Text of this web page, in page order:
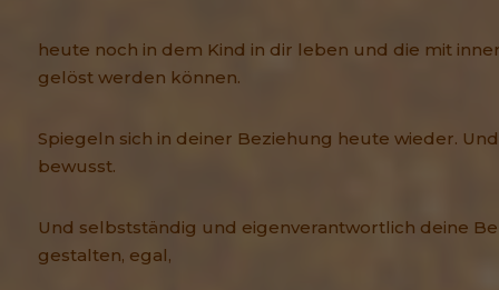
heute noch in dem Kind in dir leben und die mit
gelöst werden können.
Spiegeln sich in deiner Beziehung heute wieder.
bewusst.
Und selbstständig und eigenverantwortlich deine
gestalten, egal,